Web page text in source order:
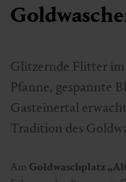
Glitzernde Flitter im
Pfanne, gespannte
Gasteinertal
Tradition des
Am Goldwaschplatz